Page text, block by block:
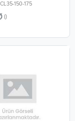
150-175
()